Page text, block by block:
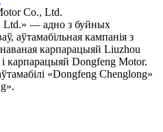
Co., Ltd.
Ltd.» — адно з буйных
аўтамабільная кампанія з
карпарацыяй Liuzhou
карпарацыяй Dongfeng Motor.
«Dongfeng Chenglong»